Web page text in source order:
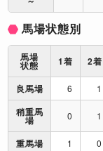
馬場状態別
馬場
状態 1着 2着
良馬場
6 1
稍重馬
場 0 1
重馬場 1 0